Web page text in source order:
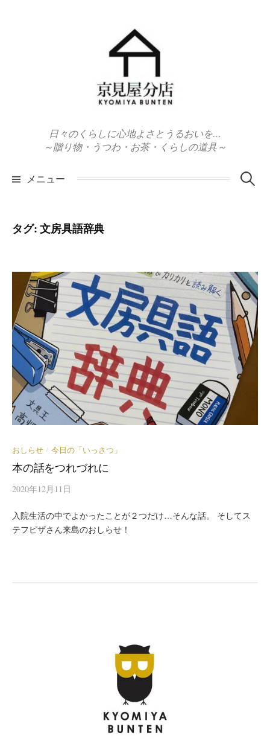
日々のくらしに心地よさとうるおいを…
～贈り物・うつわ・お茶・くらしの道具～
メニュー 検
タグ:文房具語辞典
おしらせ / 今日の「いっさつ」
本の話をつれづれに
2020年12月11日
入院生活の中でよかったことが２つだけ…そんな話。 そしてス
テフピザさん来島のおしらせ！